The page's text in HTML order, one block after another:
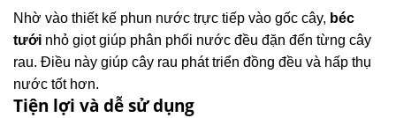
Nhờ vào thiết kế phun nước trực tiếp vào gốc cây, béc
tưới nhỏ giọt giúp phân phối nước đều đặn đến từng cây
rau. Điều này giúp cây rau phát triển đồng đều và hấp thụ
nước tốt hơn.
Tiện lợi và dễ sử dụng